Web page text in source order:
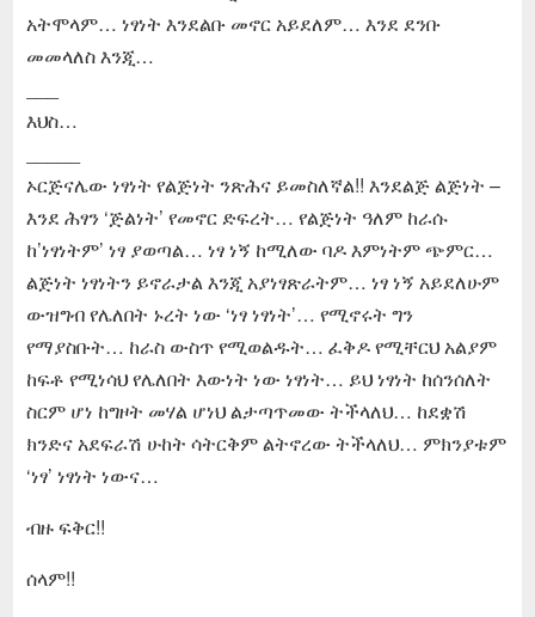
አትሞላም… ነፃነት እንደልቡ መኖር አይደለም… እንደ ደንቡ
መመላለስ እንጂ…
እህስ…
ኦርጅናሌው ነፃነት የልጅነት ንጽሕና ይመስለኛል!! እንደልጅ ልጅነት –
እንደ ሕፃን ‘ጅልነት’ የመኖር ድፍረት… የልጅነት ዓለም ከራሱ
ከ’ነፃነትም’ ነፃ ያወጣል… ነፃ ነኝ ከሚለው ባዶ እምነትም ጭምር…
ልጅነት ነፃነትን ይኖራታል እንጂ አያነፃጽራትም… ነፃ ነኝ አይደለሁም
ውዝግብ የሌለበት ኑረት ነው ‘ነፃ ነፃነት’… የሚኖሩት ግን
የማያስቡት… ከራስ ውስጥ የሚወልዱት… ፈቅዶ የሚቸርህ አልያም
ከፍቶ የሚነሳህ የሌለበት እውነት ነው ነፃነት… ይህ ነፃነት ከሰንሰለት
ስርም ሆነ ከግዞት መሃል ሆነህ ልታጣጥመው ትችላለህ… ከደቋሽ
ክንድና አደፍራሽ ሁከት ሳትርቅም ልትኖረው ትችላለህ… ምክንያቱም
‘ነፃ’ ነፃነት ነውና…
ብዙ ፍቅር!!
ሰላም!!